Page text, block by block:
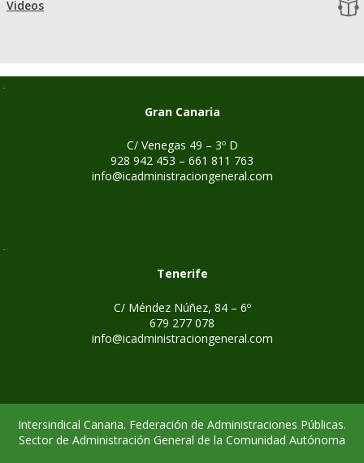
Videos
Gran Canaria
C/ Venegas 49 – 3º D
928 942 453 – 661 811 763
info@icadministraciongeneral.com
Tenerife
C/ Méndez Núñez, 84 – 6º
679 277 078
info@icadministraciongeneral.com
Intersindical Canaria. Federación de Administraciones Públicas.
Sector de Administración General de la Comunidad Autónoma